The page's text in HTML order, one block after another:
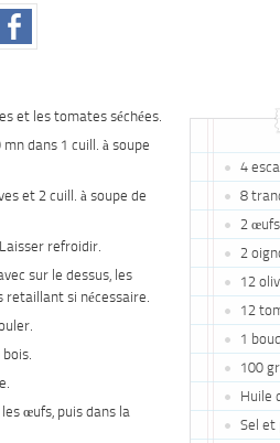
4
8
2 œufs
2
12
12
1
100
Huile
Sel et
et les tomates séchées.
dans 1 cuill. à soupe
et 2 cuill. à soupe de
refroidir.
sur le dessus, les
retaillant si nécessaire.
œufs, puis dans la